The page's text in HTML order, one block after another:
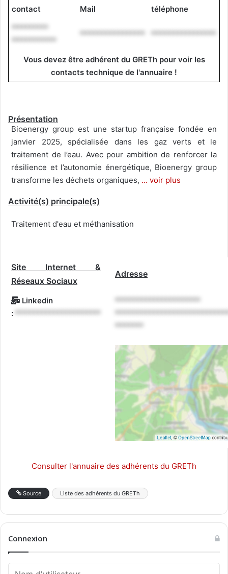
contact
Mail
téléphone
*********
***********
**************** ****************
Vous devez être adhérent du GRETh pour voir les
contacts technique de l'annuaire !
Présentation
Bioenergy group est une startup française fondée en
janvier 2025, spécialisée dans les gaz verts et le
traitement de l’eau. Avec pour ambition de renforcer la
résilience et l’autonomie énergétique, Bioenergy group
transforme les déchets organiques, ... voir plus
Activité(s) principale(s)
Traitement d'eau et méthanisation
Site Internet &
Réseaux Sociaux
Adresse
Linkedin
: *********************
*********************
*******
Consulter l'annuaire des adhérents du GRETh
Source Liste des adhérents du GRETh
Connexion